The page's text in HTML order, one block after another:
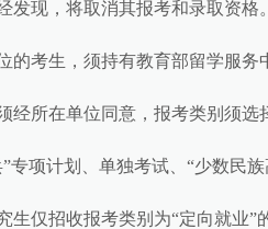
发现，将取消其报考和录取资格。
的考生，须持有教育部留学服务
经所在单位同意，报考类别须选
”专项计划、单独考试、“少数民
生仅招收报考类别为“定向就业”